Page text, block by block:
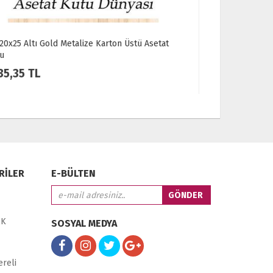
Altı Kraft Karton Üstü Asetat Kutu
126,87 TL
E-BÜLTEN
SOSYAL MEDYA